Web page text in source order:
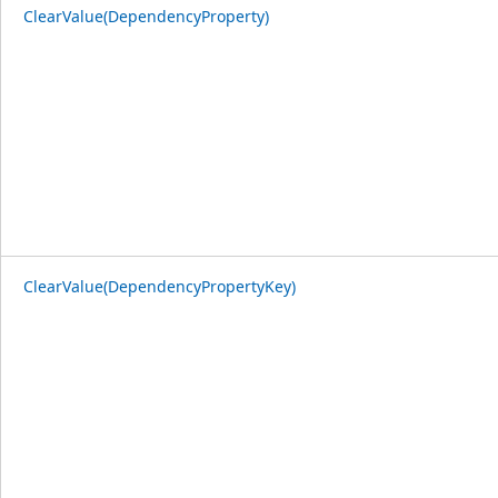
ClearValue(DependencyProperty)
ClearValue(DependencyPropertyKey)